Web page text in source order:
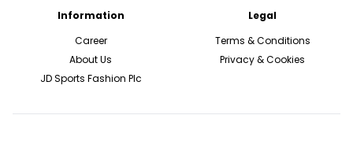
Information
Career
About Us
JD Sports Fashion Plc
Legal
Terms & Conditions
Privacy & Cookies